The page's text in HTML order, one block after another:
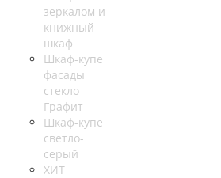
зеркалом и
книжный
шкаф
Шкаф-купе
фасады
стекло
Графит
Шкаф-купе
светло-
серый
ХИТ